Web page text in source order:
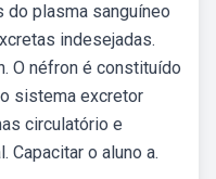
plasma sanguíneo
indesejadas.
O néfron é constituído
sistema excretor
circulatório e
Capacitar o aluno a.